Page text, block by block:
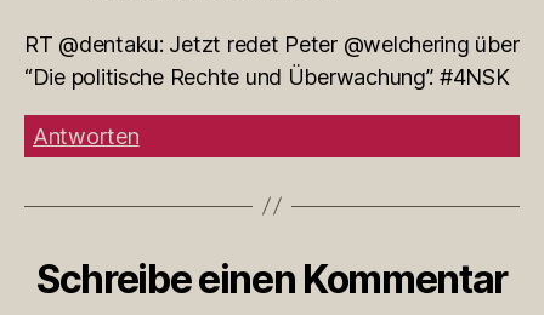
RT @dentaku: Jetzt redet Peter @welchering über
“Die politische Rechte und Überwachung”. #4NSK
Antworten
Schreibe einen Kommentar